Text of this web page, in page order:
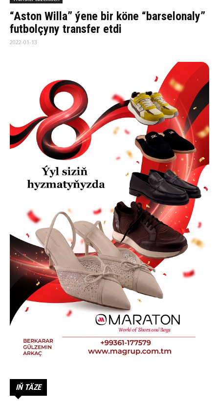
“Aston Willa” ýene bir köne “barselonaly”
futbolçyny transfer etdi
2022-01-13
IŇ TÄZE